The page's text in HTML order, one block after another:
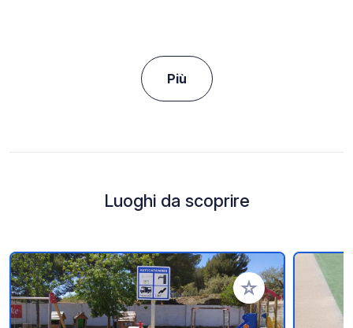
Più
Luoghi da scoprire
Aggiungi ai tuoi